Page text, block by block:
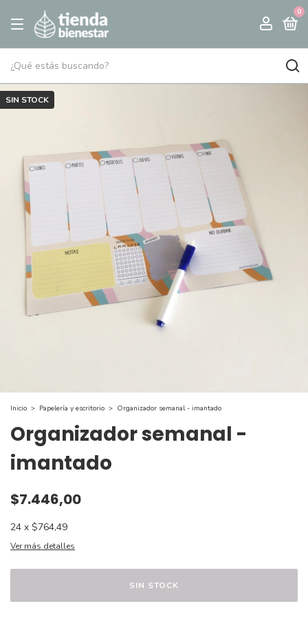
0
SIN STOCK
Inicio > Papelería y escritorio > Organizador semanal - imantado
Organizador semanal -
imantado
$7.446,00
24 x $764,49
Ver más detalles